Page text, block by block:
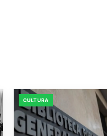
CULTURA